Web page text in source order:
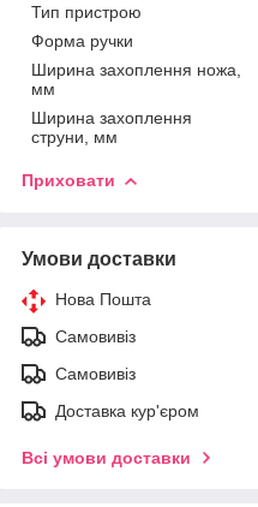
Тип пристрою
Форма ручки
Ширина захоплення ножа,
мм
Ширина захоплення
струни, мм
Приховати
Умови доставки
Нова Пошта
Самовивіз
Самовивіз
Доставка кур'єром
Всі умови доставки